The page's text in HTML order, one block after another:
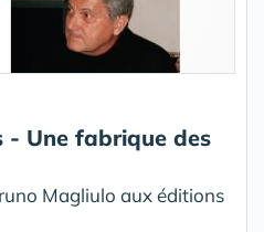
- Une fabrique des
Magliulo aux éditions